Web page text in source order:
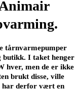
tårnvarmepumper
butikk. I taket henger
hver, men de er ikke
brukt disse, ville
har derfor vært en